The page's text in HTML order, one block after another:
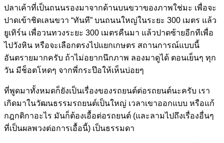
ปลาเค้าที่เป็นถนนรองมาจากด้านบนขวาของภาพใช่มะ เพื่อจะ
ปาดเข้าชิดเลนขวา “ทันที” บนถนนใหญ่ในระยะ 300 เมตร แล้ว
ยูเทิร์น เพื่อวนทวงระยะ 300 เมตรคืนมา แล้วปาดซ้ายอีกทีเพื่อ
ไปวังหิน หรือจะเลือกตรงไปแยกเกษตร สถานการณ์แบบนี้
อันตรายมากครับ ถ้าไม่อยากนึกภาพ ลองมาดูได้ ตอนเย็นๆ ทุก
วัน มีช็อตโหดๆ จากพี่กระป๊อให้เห็นบ่อยๆ
ที่พูดมาทั้งหมดก็ยังเป็นเรื่องของรถยนต์ต่อรถยนต์นะครับ เรา
เกิดมาในวัฒนธรรมรถยนต์เป็นใหญ่ เวลาเขาออกแบบ หรือแก้
กฎกติกาอะไร มันก็ต้องเอื้อต่อรถยนต์ (และลามไปถึงเรื่องอื่นๆ
ที่เป็นผลพวงต่อการเอื้อนี้) เป็นธรรมดา